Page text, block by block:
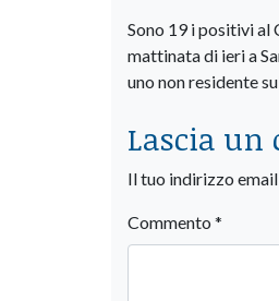
Sono 19 i positivi al
mattinata di ieri a
uno non residente
Lascia un
Il tuo indirizzo
Commento *